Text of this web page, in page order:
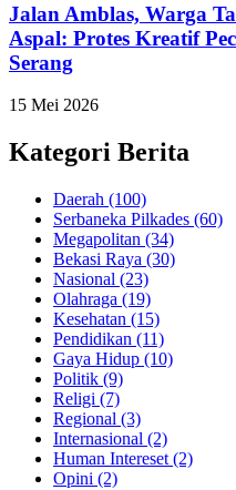
Jalan Amblas, Warga
Aspal: Protes Kreatif
Serang
15 Mei 2026
Kategori Berita
Daerah (100)
Serbaneka Pilkades (60)
Megapolitan (34)
Bekasi Raya (30)
Nasional (23)
Olahraga (19)
Kesehatan (15)
Pendidikan (11)
Gaya Hidup (10)
Politik (9)
Religi (7)
Regional (3)
Internasional (2)
Human Intereset (2)
Opini (2)